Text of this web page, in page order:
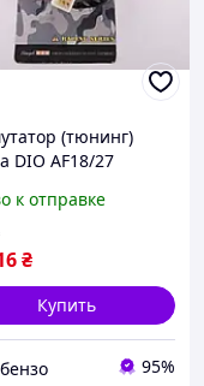
(тюнинг)
DIO AF18/27
к отправке
₴
Купить
95%